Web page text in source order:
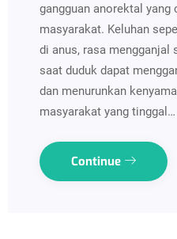
gangguan anorektal yang
masyarakat. Keluhan
di anus, rasa mengganjal
saat duduk dapat
dan menurunkan
masyarakat yang tinggal…
Continue